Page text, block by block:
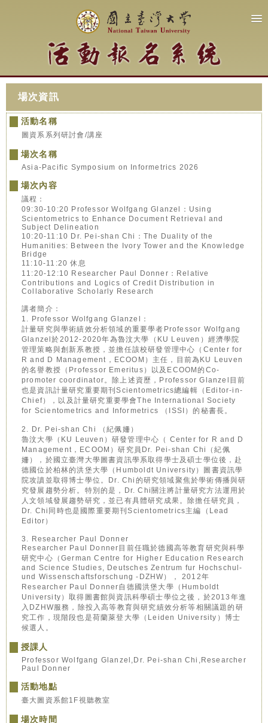
場次資訊
活動名稱
圖資系系列研討會/講座
場次名稱
Asia-Pacific Symposium on Informetrics 2026
場次內容
議程：
09:30-10:20 Professor Wolfgang Glanzel：Using
Scientometrics to Enhance Document Retrieval and
Subject Delineation
10:20-11:10 Dr. Pei-shan Chi：The Duality of the
Humanities: Between the Ivory Tower and the Knowledge
Bridge
11:10-11:20 休息
11:20-12:10 Researcher Paul Donner：Relative
Contributions and Logics of Credit Distribution in
Collaborative Scholarly Research
講者簡介：
1. Professor Wolfgang Glanzel：
計量研究與學術績效分析領域的重要學者Professor Wolfgang
Glanzel於2012-2020年為魯汶大學（KU Leuven）經濟學院
管理策略與創新系教授，並擔任該校研發管理中心（Center for
R and D Management，ECOOM）主任，目前為KU Leuven
的名譽教授（Professor Emeritus）以及ECOOM的Co-
promoter coordinator。除上述資歷，Professor Glanzel目前
也是資訊計量研究重要期刊Scientometrics總編輯（Editor-in-
Chief），以及計量研究重要學會The International Society
for Scientometrics and Informetrics （ISSI）的秘書長。
2. Dr. Pei-shan Chi （紀佩姍）
魯汶大學（KU Leuven）研發管理中心（ Center for R and D
Management，ECOOM）研究員Dr. Pei-shan Chi（紀佩
姍），於國立臺灣大學圖書資訊學系取得學士及碩士學位後，赴
德國位於柏林的洪堡大學（Humboldt University）圖書資訊學
院攻讀並取得博士學位。Dr. Chi的研究領域聚焦於學術傳播與研
究發展趨勢分析。特別的是，Dr. Chi關注將計量研究方法運用於
人文領域發展趨勢研究，並已有具體研究成果。除擔任研究員，
Dr. Chi同時也是國際重要期刊Scientometrics主編（Lead
Editor）
3. Researcher Paul Donner
Researcher Paul Donner目前任職於德國高等教育研究與科學
研究中心（German Centre for Higher Education Research
and Science Studies, Deutsches Zentrum fur Hochschul-
und Wissenschaftsforschung -DZHW）， 2012年
Researcher Paul Donner自德國洪堡大學（Humboldt
University）取得圖書館與資訊科學碩士學位之後，於2013年進
入DZHW服務，除投入高等教育與研究績效分析等相關議題的研
究工作，現階段也是荷蘭萊登大學（Leiden University）博士
候選人。
授課人
Professor Wolfgang Glanzel,Dr. Pei-shan Chi,Researcher
Paul Donner
活動地點
臺大圖資系館1F視聽教室
場次時間